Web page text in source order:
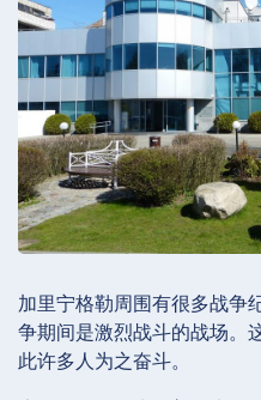
加里宁格勒周围有很多战争
争期间是激烈战斗的战场。
此许多人为之奋斗。